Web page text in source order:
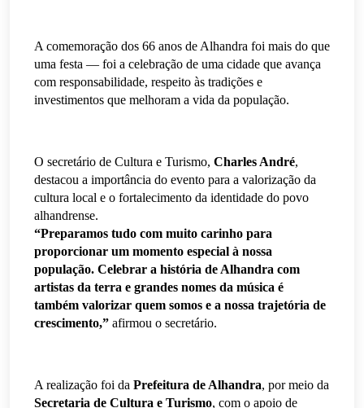
A comemoração dos 66 anos de Alhandra foi mais do que
uma festa — foi a celebração de uma cidade que avança
com responsabilidade, respeito às tradições e
investimentos que melhoram a vida da população.
O secretário de Cultura e Turismo, Charles André,
destacou a importância do evento para a valorização da
cultura local e o fortalecimento da identidade do povo
alhandrense.
“Preparamos tudo com muito carinho para
proporcionar um momento especial à nossa
população. Celebrar a história de Alhandra com
artistas da terra e grandes nomes da música é
também valorizar quem somos e a nossa trajetória de
crescimento,” afirmou o secretário.
A realização foi da Prefeitura de Alhandra, por meio da
Secretaria de Cultura e Turismo, com o apoio de